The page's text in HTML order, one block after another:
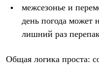
межсезонье и
день погода может
лишний раз
Общая логика проста: